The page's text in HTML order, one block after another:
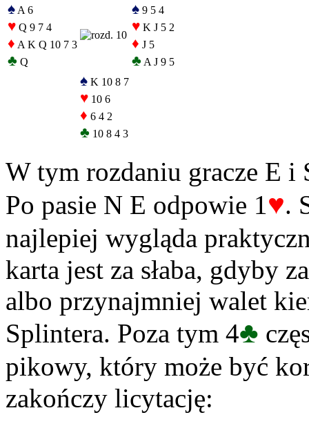
♠ A 6
♥ Q 9 7 4
♦ A K Q 10 7 3
♣ Q
♠ 9 5 4
♥ K J 5 2
♦ J 5
♣ A J 9 5
♠ K 10 8 7
♥ 10 6
♦ 6 4 2
♣ 10 8 4 3
W tym rozdaniu gracze E i
Po pasie N E odpowie 1♥.
najlepiej wygląda
karta jest za słaba, gdyby
albo przynajmniej walet
Splintera. Poza tym 4♣
pikowy, który może być
zakończy licytację: